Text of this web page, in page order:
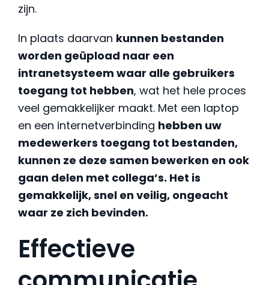
zijn.
In plaats daarvan kunnen bestanden
worden geüpload naar een
intranetsysteem waar alle gebruikers
toegang tot hebben, wat het hele proces
veel gemakkelijker maakt. Met een laptop
en een internetverbinding hebben uw
medewerkers toegang tot bestanden,
kunnen ze deze samen bewerken en ook
gaan delen met collega’s. Het is
gemakkelijk, snel en veilig, ongeacht
waar ze zich bevinden.
Effectieve